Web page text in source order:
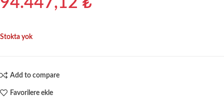
Stokta yok
Add to compare
Favorilere ekle